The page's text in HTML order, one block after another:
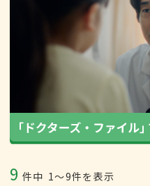
9 件中 1〜9件を表示